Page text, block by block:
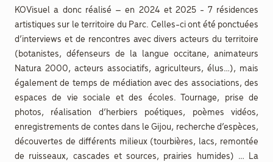
KOVisuel a donc réalisé – en 2024 et 2025 - 7 résidences
artistiques sur le territoire du Parc. Celles-ci ont été ponctuées
d’interviews et de rencontres avec divers acteurs du territoire
(botanistes, défenseurs de la langue occitane, animateurs
Natura 2000, acteurs associatifs, agriculteurs, élus…), mais
également de temps de médiation avec des associations, des
espaces de vie sociale et des écoles. Tournage, prise de
photos, réalisation d’herbiers poétiques, poèmes vidéos,
enregistrements de contes dans le Gijou, recherche d’espèces,
découvertes de différents milieux (tourbières, lacs, remontée
de ruisseaux, cascades et sources, prairies humides) … La